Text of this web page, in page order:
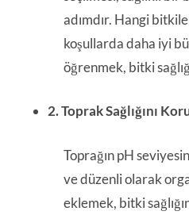
adımdır. Hangi
koşullarda daha iyi
öğrenmek, bitki
2. Toprak Sağlığını
Toprağın pH
ve düzenli olarak
eklemek, bitki